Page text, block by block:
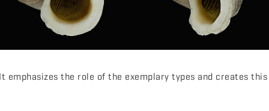
emphasizes the role of the exemplary types and creates